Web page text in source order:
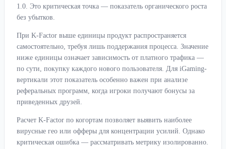
1.0. Это критическая точка — показатель органического роста
без убытков.
При K-Factor выше единицы продукт распространяется
самостоятельно, требуя лишь поддержания процесса. Значение
ниже единицы означает зависимость от платного трафика —
по сути, покупку каждого нового пользователя. Для iGaming-
вертикали этот показатель особенно важен при анализе
реферальных программ, когда игроки получают бонусы за
приведенных друзей.
Расчет K-Factor по когортам позволяет выявить наиболее
вирусные гео или офферы для концентрации усилий. Однако
критическая ошибка — рассматривать метрику изолированно.